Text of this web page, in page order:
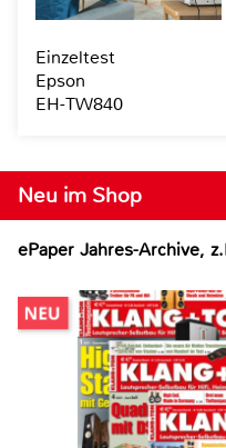
Neu im Shop
ePaper Jahres-Archive,
Einzeltest
Epson
EH-TW840